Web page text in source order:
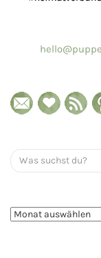
Search
for: